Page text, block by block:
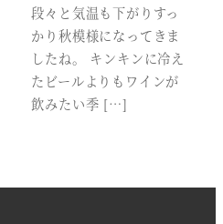
段々と気温も下がりすっ
かり秋模様になってきま
したね。 キンキンに冷え
たビールよりもワインが
飲みたい季 […]